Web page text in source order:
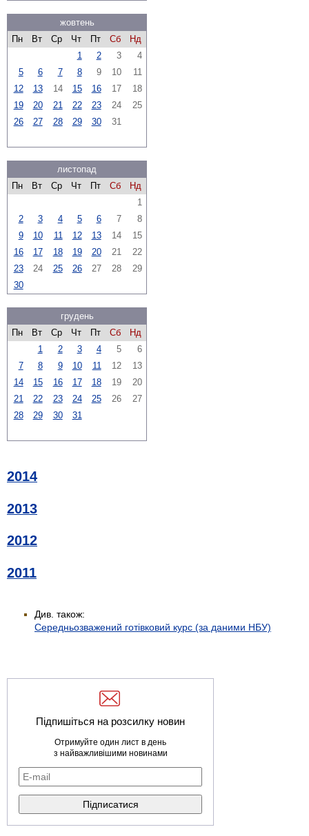
жовтень
Пн
Вт Ср Чт Пт Сб
Нд
1
2 3
4
5
6 7 8 9 10
11
12
13 14 15 16 17
18
19
20 21 22 23 24
25
26
27 28 29 30 31
листопад
Пн
Вт Ср Чт Пт Сб
Нд
1
2
3 4 5 6 7
8
9
10 11 12 13 14
15
16
17 18 19 20 21
22
23
24 25 26 27 28
29
30
грудень
Пн
Вт Ср Чт Пт Сб
Нд
1
2 3 4 5
6
7
8 9 10 11 12
13
14
15 16 17 18 19
20
21
22 23 24 25 26
27
28
29 30 31
2014
2013
2012
2011
Див. також:
Середньозважений готівковий курс (за даними НБУ)
Підпишіться на розсилку новин
Отримуйте один лист в день
з найважливішими новинами